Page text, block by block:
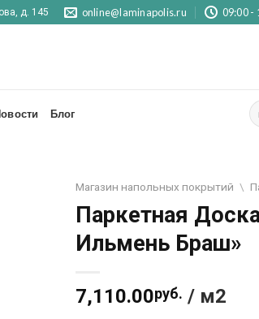
д. 145 online@laminapolis.ru 09:00 -
Блог
Магазин напольных покрытий \
Паркетная
Ильмень Браш»
7,110.00руб. / м2